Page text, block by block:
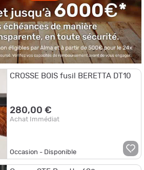
CROSSE BOIS fusil BERETTA DT10
280,00 €
Achat Immédiat
Occasion - Disponible